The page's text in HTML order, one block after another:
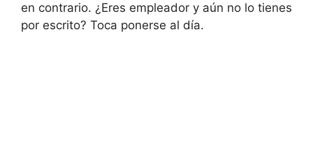
en contrario. ¿Eres empleador y aún no lo tienes
por escrito? Toca ponerse al día.